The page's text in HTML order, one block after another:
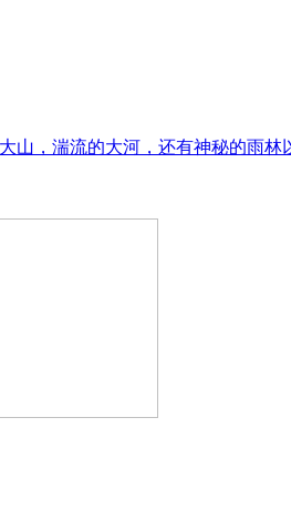
山，湍流的大河，还有神秘的雨